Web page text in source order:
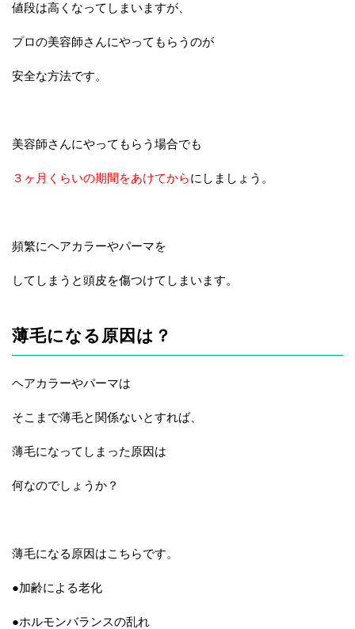
値段は高くなってしまいますが、
プロの美容師さんにやってもらうのが
安全な方法です。
美容師さんにやってもらう場合でも
３ヶ月くらいの期間をあけてからにしましょう。
頻繁にヘアカラーやパーマを
してしまうと頭皮を傷つけてしまいます。
薄毛になる原因は？
ヘアカラーやパーマは
そこまで薄毛と関係ないとすれば、
薄毛になってしまった原因は
何なのでしょうか？
薄毛になる原因はこちらです。
●加齢による老化
●ホルモンバランスの乱れ